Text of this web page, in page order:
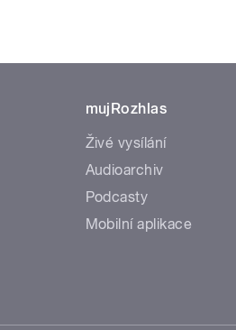
mujRozhlas
Živé vysílání
Audioarchiv
Podcasty
Mobilní aplikace